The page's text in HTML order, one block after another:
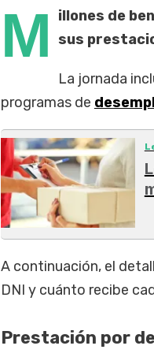
M illones de
sus
La jornada
programas de
A continuación, el
DNI y cuánto recibe
Prestación por